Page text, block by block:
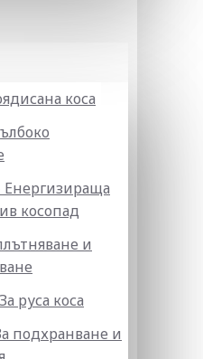
коса
Енергизираща
косопад
и
руса коса
подхранване и